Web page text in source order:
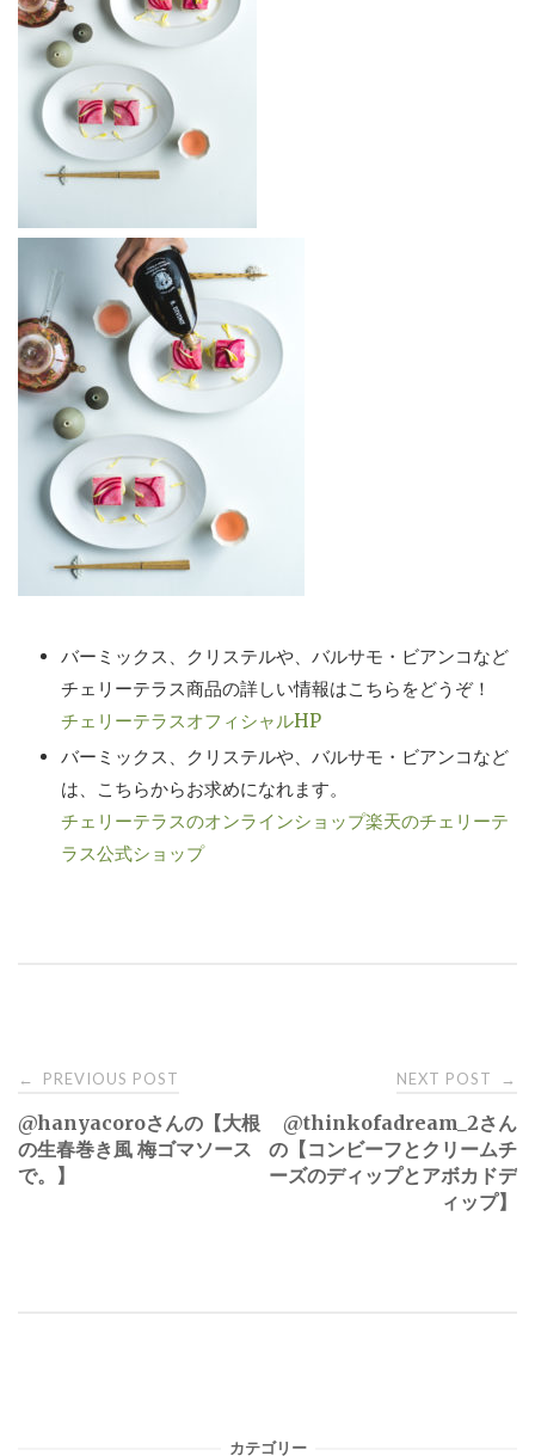
バーミックス、クリステルや、バルサモ・ビアンコなど
チェリーテラス商品の詳しい情報はこちらをどうぞ！
チェリーテラスオフィシャルHP
バーミックス、クリステルや、バルサモ・ビアンコなど
は、こちらからお求めになれます。
チェリーテラスのオンラインショップ楽天のチェリーテ
ラス公式ショップ
Post
navigation
← PREVIOUS POST
@hanyacoroさんの【大根
の生春巻き風 梅ゴマソース
で。】
NEXT POST →
@thinkofadream_2さん
の【コンビーフとクリームチ
ーズのディップとアボカドデ
ィップ】
カテゴリー